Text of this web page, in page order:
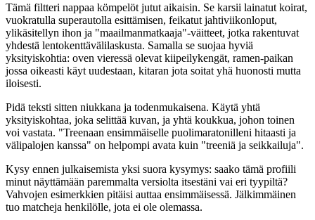
Tämä filtteri nappaa kömpelöt jutut aikaisin. Se karsii lainatut koirat,
vuokratulla superautolla esittämisen, feikatut jahtiviikonloput,
ylikäsitellyn ihon ja "maailmanmatkaaja"-väitteet, jotka rakentuvat
yhdestä lentokenttävälilaskusta. Samalla se suojaa hyviä
yksityiskohtia: oven vieressä olevat kiipeilykengät, ramen-paikan
jossa oikeasti käyt uudestaan, kitaran jota soitat yhä huonosti mutta
iloisesti.
Pidä teksti sitten niukkana ja todenmukaisena. Käytä yhtä
yksityiskohtaa, joka selittää kuvan, ja yhtä koukkua, johon toinen
voi vastata. "Treenaan ensimmäiselle puolimaratonilleni hitaasti ja
välipalojen kanssa" on helpompi avata kuin "treeniä ja seikkailuja".
Kysy ennen julkaisemista yksi suora kysymys: saako tämä profiili
minut näyttämään paremmalta versiolta itsestäni vai eri tyypiltä?
Vahvojen esimerkkien pitäisi auttaa ensimmäisessä. Jälkimmäinen
tuo matcheja henkilölle, jota ei ole olemassa.